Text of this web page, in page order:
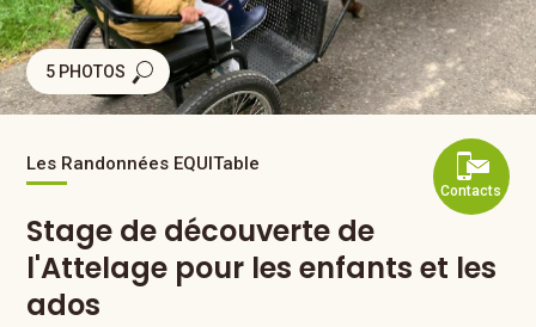
5 PHOTOS
Contacts
Les Randonnées EQUITable
Stage de découverte de
l'Attelage pour les enfants et les
ados